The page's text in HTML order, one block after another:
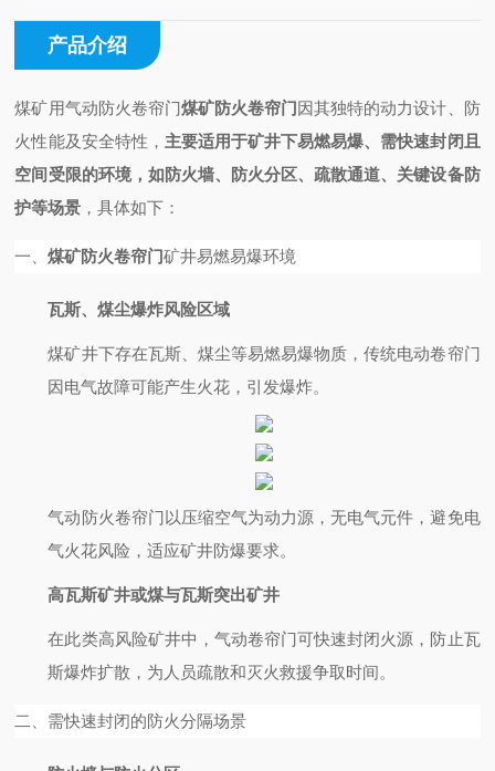
产品介绍
煤矿用气动防火卷帘门煤矿防火卷帘门因其独特的动力设计、防
火性能及安全特性， 主要适用于矿井下易燃易爆、需快速封闭且
空间受限的环境，如防火墙、防火分区、疏散通道、关键设备防
护等场景 ，具体如下：
一、煤矿防火卷帘门矿井易燃易爆环境
瓦斯、煤尘爆炸风险区域
煤矿井下存在瓦斯、煤尘等易燃易爆物质，传统电动卷帘门
因电气故障可能产生火花，引发爆炸。
气动防火卷帘门以压缩空气为动力源，无电气元件，避免电
气火花风险，适应矿井防爆要求。
高瓦斯矿井或煤与瓦斯突出矿井
在此类高风险矿井中，气动卷帘门可快速封闭火源，防止瓦
斯爆炸扩散，为人员疏散和灭火救援争取时间。
二、需快速封闭的防火分隔场景